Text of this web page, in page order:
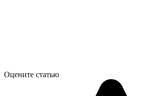
Оцените статью